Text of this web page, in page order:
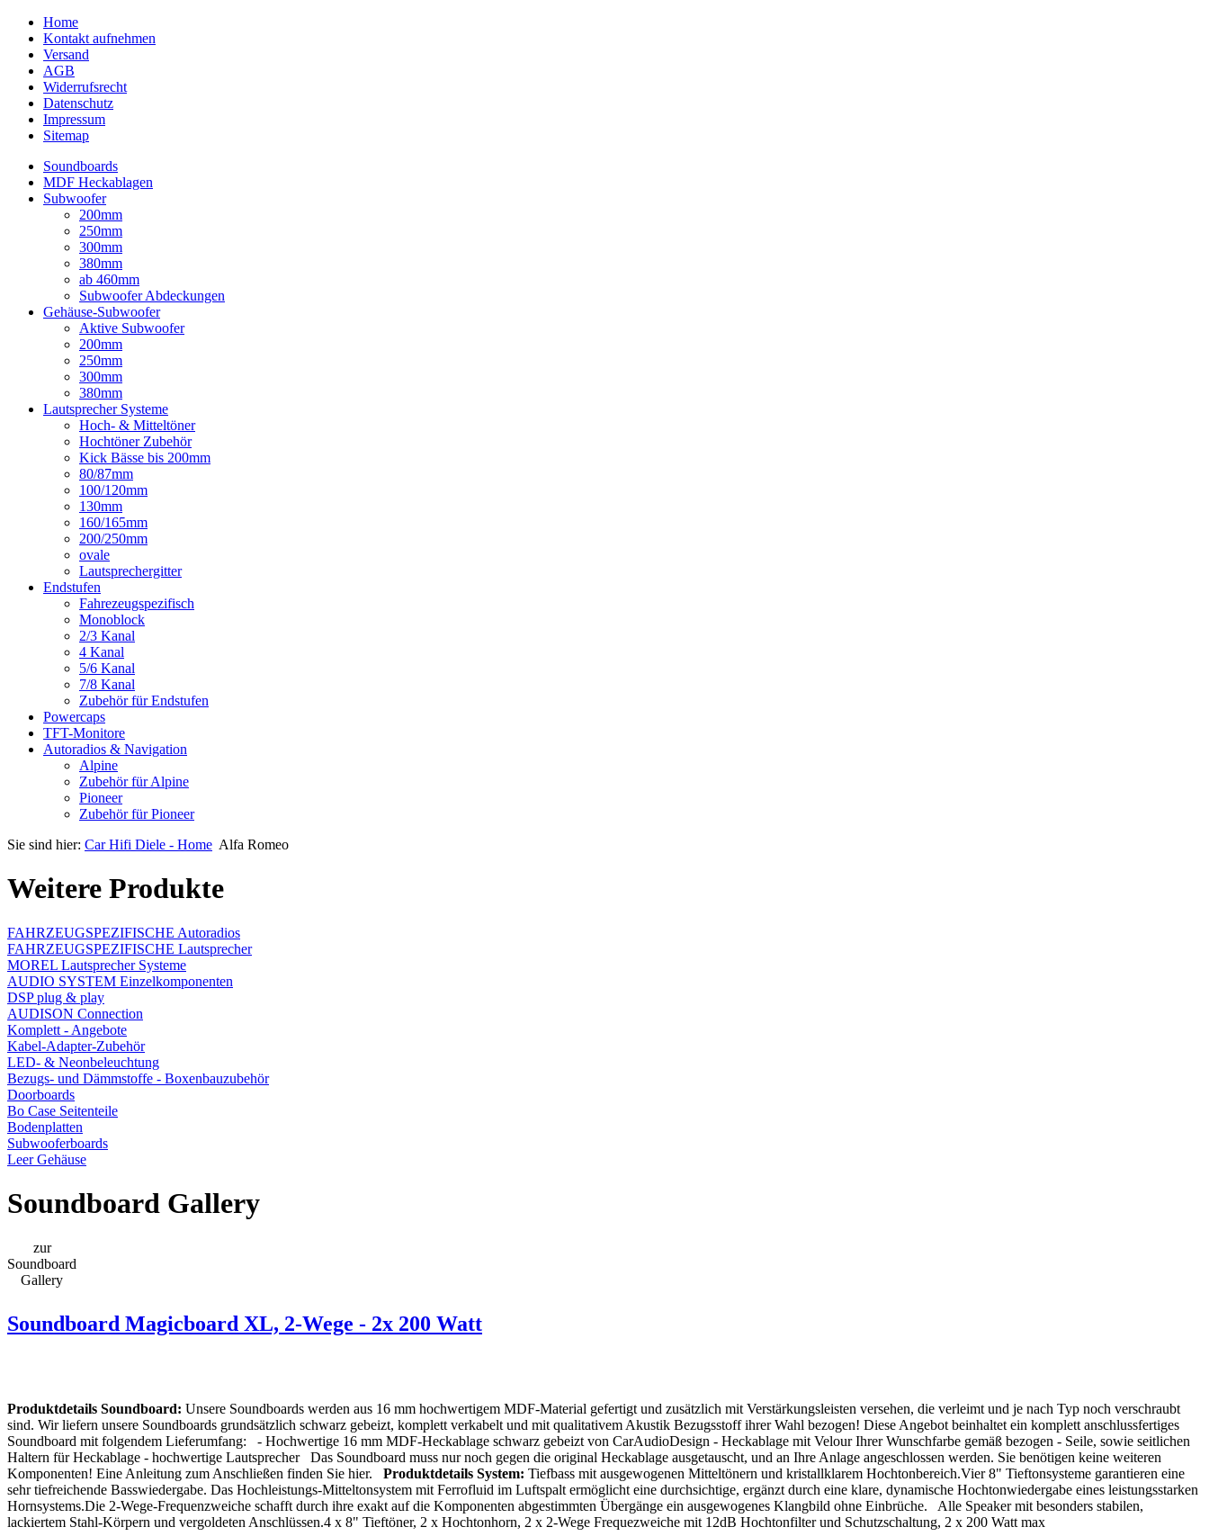
Home
Kontakt aufnehmen
Versand
AGB
Widerrufsrecht
Datenschutz
Impressum
Sitemap
Soundboards
MDF Heckablagen
Subwoofer
200mm
250mm
300mm
380mm
ab 460mm
Subwoofer Abdeckungen
Gehäuse-Subwoofer
Aktive Subwoofer
200mm
250mm
300mm
380mm
Lautsprecher Systeme
Hoch- & Mitteltöner
Hochtöner Zubehör
Kick Bässe bis 200mm
80/87mm
100/120mm
130mm
160/165mm
200/250mm
ovale
Lautsprechergitter
Endstufen
Fahrezeugspezifisch
Monoblock
2/3 Kanal
4 Kanal
5/6 Kanal
7/8 Kanal
Zubehör für Endstufen
Powercaps
TFT-Monitore
Autoradios & Navigation
Alpine
Zubehör für Alpine
Pioneer
Zubehör für Pioneer
Sie sind hier: Car Hifi Diele - Home Alfa Romeo
Weitere Produkte
FAHRZEUGSPEZIFISCHE Autoradios
FAHRZEUGSPEZIFISCHE Lautsprecher
MOREL Lautsprecher Systeme
AUDIO SYSTEM Einzelkomponenten
DSP plug & play
AUDISON Connection
Komplett - Angebote
Kabel-Adapter-Zubehör
LED- & Neonbeleuchtung
Bezugs- und Dämmstoffe - Boxenbauzubehör
Doorboards
Bo Case Seitenteile
Bodenplatten
Subwooferboards
Leer Gehäuse
Soundboard Gallery
zur
Soundboard
Gallery
Soundboard Magicboard XL, 2-Wege - 2x 200 Watt
Produktdetails Soundboard: Unsere Soundboards werden aus 16 mm hochwertigem MDF-Material gefertigt und zusätzlich mit Verstärkungsleisten versehen, die verleimt und je nach Typ noch verschraubt
sind. Wir liefern unsere Soundboards grundsätzlich schwarz gebeizt, komplett verkabelt und mit qualitativem Akustik Bezugsstoff ihrer Wahl bezogen! Diese Angebot beinhaltet ein komplett anschlussfertiges
Soundboard mit folgendem Lieferumfang: - Hochwertige 16 mm MDF-Heckablage schwarz gebeizt von CarAudioDesign - Heckablage mit Velour Ihrer Wunschfarbe gemäß bezogen - Seile, sowie seitlichen
Haltern für Heckablage - hochwertige Lautsprecher Das Soundboard muss nur noch gegen die original Heckablage ausgetauscht, und an Ihre Anlage angeschlossen werden. Sie benötigen keine weiteren
Komponenten! Eine Anleitung zum Anschließen finden Sie hier. Produktdetails System: Tiefbass mit ausgewogenen Mitteltönern und kristallklarem Hochtonbereich.Vier 8" Tieftonsysteme garantieren eine
sehr tiefreichende Basswiedergabe. Das Hochleistungs-Mitteltonsystem mit Ferrofluid im Luftspalt ermöglicht eine durchsichtige, ergänzt durch eine klare, dynamische Hochtonwiedergabe eines leistungsstarken
Hornsystems.Die 2-Wege-Frequenzweiche schafft durch ihre exakt auf die Komponenten abgestimmten Übergänge ein ausgewogenes Klangbild ohne Einbrüche. Alle Speaker mit besonders stabilen,
lackiertem Stahl-Körpern und vergoldeten Anschlüssen.4 x 8" Tieftöner, 2 x Hochtonhorn, 2 x 2-Wege Frequezweiche mit 12dB Hochtonfilter und Schutzschaltung, 2 x 200 Watt max